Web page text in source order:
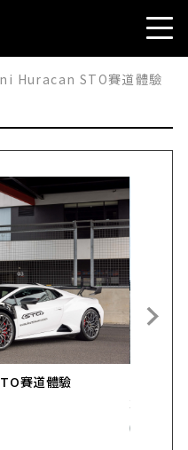
Huracan STO賽道體驗
賽道體驗